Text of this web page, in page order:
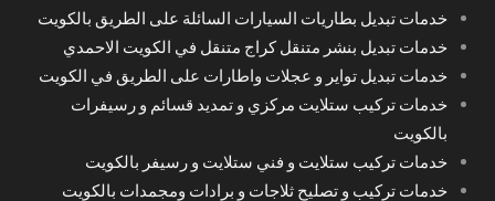
خدمات تبديل بطاريات السيارات السائلة على الطريق بالكويت
خدمات تبديل بنشر متنقل كراج متنقل في الكويت الاحمدي
خدمات تبديل تواير و عجلات واطارات على الطريق في الكويت
خدمات تركيب ستلايت مركزي و تمديد قسائم و رسيفرات
بالكويت
خدمات تركيب ستلايت و فني ستلايت و رسيفر بالكويت
خدمات تركيب و تصليح ثلاجات و برادات ومجمدات بالكويت